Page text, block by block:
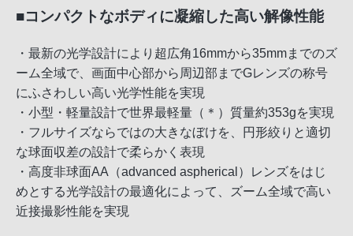
■コンパクトなボディに凝縮した高い解像性能
・最新の光学設計により超広角16mmから35mmまでのズ
ーム全域で、画面中心部から周辺部までGレンズの称号
にふさわしい高い光学性能を実現
・小型・軽量設計で世界最軽量（＊）質量約353gを実現
・フルサイズならではの大きなぼけを、円形絞りと適切
な球面収差の設計で柔らかく表現
・高度非球面AA（advanced aspherical）レンズをはじ
めとする光学設計の最適化によって、ズーム全域で高い
近接撮影性能を実現